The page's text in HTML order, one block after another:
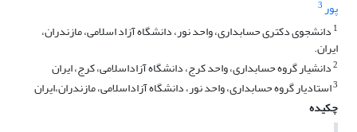
پور3
1 دانشجوی دکتری حسابداری، واحد نور، دانشگاه آزاد اسلامی، مازندران،
ایران.
2دانشیار گروه حسابداری، واحد کرج، دانشگاه آزاداسلامی، کرج، ایران
3استادیار گروه حسابداری، واحد نور، دانشگاه آزاداسلامی، مازندران،ایران
چکیده